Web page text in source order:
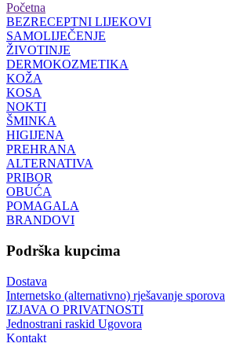
Početna
BEZRECEPTNI LIJEKOVI
SAMOLIJEČENJE
ŽIVOTINJE
DERMOKOZMETIKA
KOŽA
KOSA
NOKTI
ŠMINKA
HIGIJENA
PREHRANA
ALTERNATIVA
PRIBOR
OBUĆA
POMAGALA
BRANDOVI
Podrška kupcima
Dostava
Internetsko (alternativno) rješavanje sporova
IZJAVA O PRIVATNOSTI
Jednostrani raskid Ugovora
Kontakt